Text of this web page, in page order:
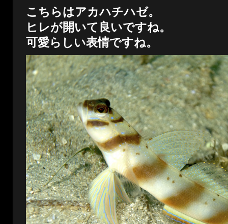
こちらはアカハチハゼ。
ヒレが開いて良いですね。
可愛らしい表情ですね。